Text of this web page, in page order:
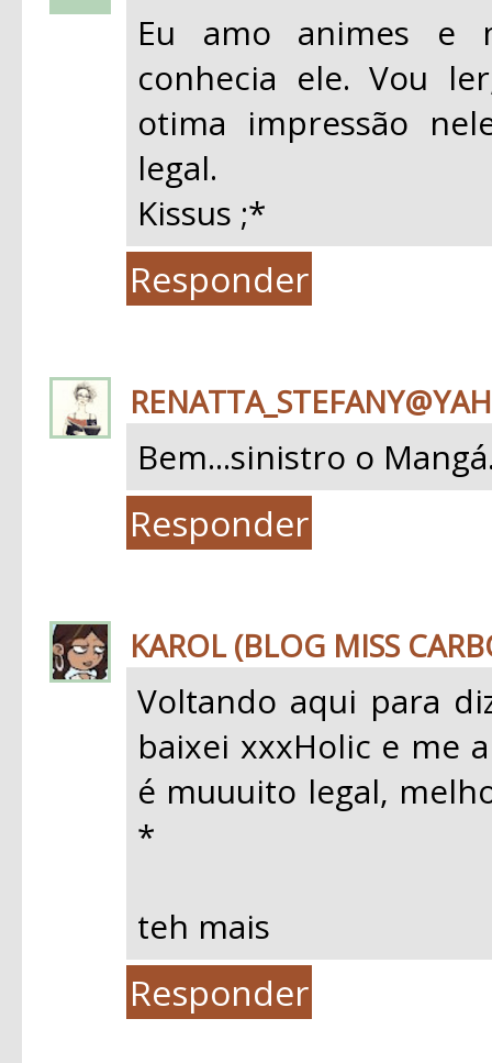
Eu amo animes e
conhecia ele. Vou
otima impressão
legal.
Kissus ;*
Responder
Bem...sinistro o
Responder
KAROL (BLOG MISS
Voltando aqui para
baixei xxxHolic e me
é muuuito legal,
*
teh mais
Responder